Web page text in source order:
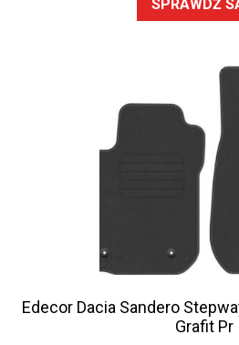
SPRAWDŹ
Edecor Dacia Sandero
Grafit Pr